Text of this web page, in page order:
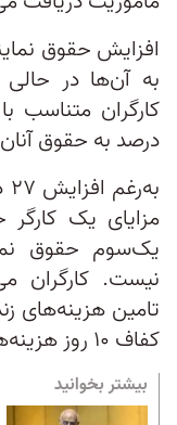
افزایش حقوق
به آن‌ها در
درصد به حقوق
نیست. کارگران
تامین هزینه‌های
کفاف ۱۰ روز هزینه‌های زندگی را می‌دهد.
بیشتر بخوانید